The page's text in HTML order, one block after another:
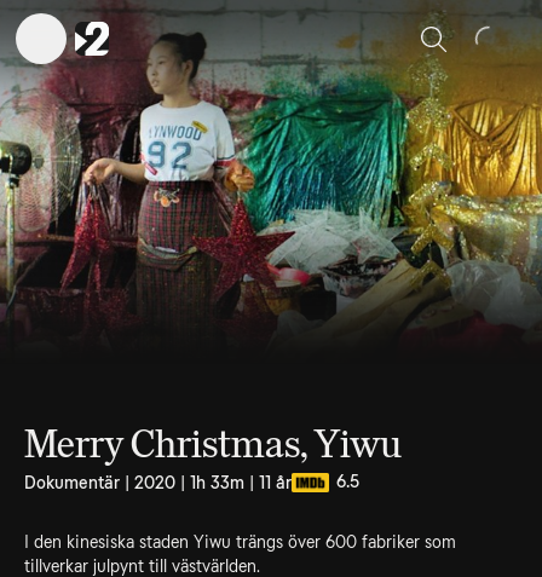
Sök
Merry Christmas, Yiwu
Dokumentär | 2020 | 1h 33m | 11 år 6.5
I den kinesiska staden Yiwu trängs över 600 fabriker som
tillverkar julpynt till västvärlden.